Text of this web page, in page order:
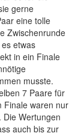
gerne
eine tolle
Zwischenrunde
etwas
in ein Finale
musste.
7 Paare für
Finale waren nur
Wertungen
auch bis zur